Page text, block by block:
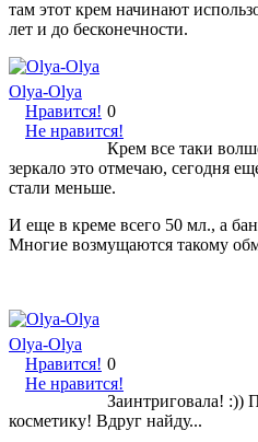
там этот крем начинают
лет и до бесконечности.
Olya-Olya
Нравится!
Не нравится!
0
Крем все таки
зеркало это отмечаю, сегодня
стали меньше.
И еще в креме всего 50 мл., а
Многие возмущаются такому
Olya-Olya
Нравится!
Не нравится!
0
Заинтриговала! :))
косметику! Вдруг найду...